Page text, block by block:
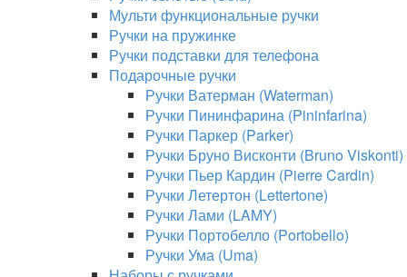
Мульти функциональные ручки
Ручки на пружинке
Ручки подставки для телефона
Подарочные ручки
Ручки Ватерман (Waterman)
Ручки Пининфарина (Pininfarina)
Ручки Паркер (Parker)
Ручки Бруно Висконти (Bruno Viskonti)
Ручки Пьер Кардин (Pierre Cardin)
Ручки Летертон (Lettertone)
Ручки Лами (LAMY)
Ручки Портобелло (Portobello)
Ручки Ума (Uma)